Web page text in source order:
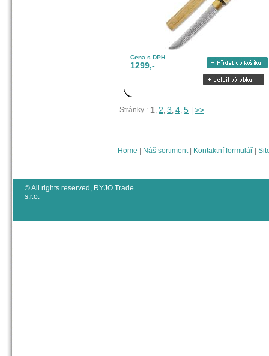
Cena s DPH
1299,-
Stránky : 1, 2, 3, 4, 5 >>
Home Náš sortiment| Kontaktní formulář
© All rights reserved, RYJO Trade
s.r.o.